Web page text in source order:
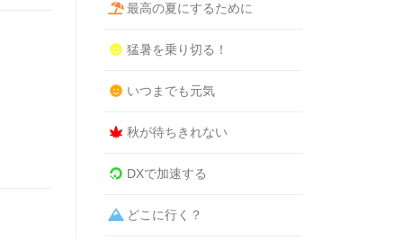
最高の夏にするために
猛暑を乗り切る！
いつまでも元気
秋が待ちきれない
DXで加速する
どこに行く？